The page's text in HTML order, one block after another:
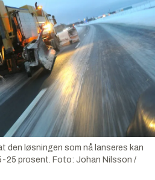
den løsningen som nå lanseres kan
25 prosent. Foto: Johan Nilsson /